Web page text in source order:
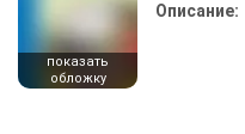
показать
обложку
Описание: